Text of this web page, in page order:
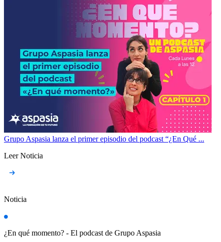
Grupo Aspasia lanza el primer episodio del podcast “¿En Qué ...
Leer Noticia
Noticia
¿En qué momento? - El podcast de Grupo Aspasia